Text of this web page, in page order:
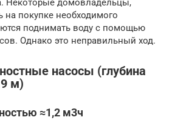
Некоторые домовладельцы,
на покупке необходимого
поднимать воду с помощью
Однако это неправильный ход.
насосы (глубина
м)
≈1,2 м3ч